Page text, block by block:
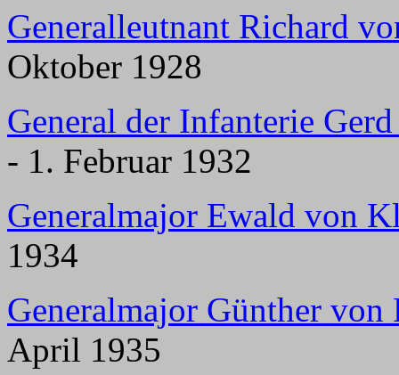
Generalleutnant Richard
Oktober 1928
General der Infanterie
- 1. Februar 1932
Generalmajor Ewald von
1934
Generalmajor Günther von
April 1935